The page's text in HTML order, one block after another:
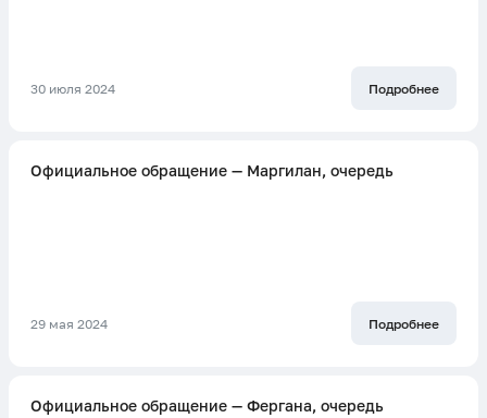
30 июля 2024 Подробнее
Официальное обращение — Маргилан, очередь
29 мая 2024 Подробнее
Официальное обращение — Фергана, очередь